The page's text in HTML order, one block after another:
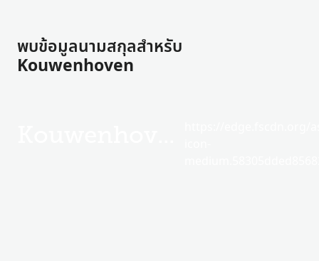
พบข้อมูลนามสกุลสำหรับ
Kouwenhoven